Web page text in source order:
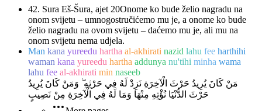
42. Sura Eš-Šura, ajet 20Onome ko bude želio nagradu na
onom svijetu – umnogostručićemo mu je, a onome ko bude
želio nagradu na ovom svijetu – daćemo mu je, ali mu na
onom svijetu nema udjela.
Man kana yureedu hartha al-akhirati nazid lahu fee harthihi
waman kana yureedu hartha addunya nu'tihi minha wama
lahu fee al-akhirati min naseeb
مَنْ كَانَ يُرِيدُ حَرْثَ الْآخِرَةِ نَزِدْ لَهُ فِي حَرْثِهِ ۖ وَمَنْ كَانَ يُرِيدُ
حَرْثَ الدُّنْيَا نُؤْتِهِ مِنْهَا وَمَا لَهُ فِي الْآخِرَةِ مِنْ نَصِيبٍ